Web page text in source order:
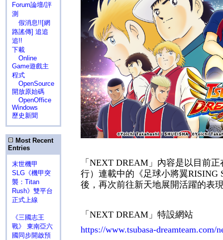
Forum論壇/評
測
假消息!![網
路謠傳] 追追
追!!
下載
Online
Game遊戲主
程式
OpenSource
開放原始碼
OpenOffice
Windows
歷史新聞
Most Recent
Entries
末世機甲
SLG《機甲突
襲：Titan
Rush》雙平台
正式上線
《三國志王
戰》 東南亞六
國同步開啟預
「 NEXT DREAM 」內容是以目前正
行）連載中的《足球小將翼RISING
後，再次前往新天地展開活躍的表
「 NEXT DREAM 」特設網站
https://www.tsubasa-dreamteam.com/